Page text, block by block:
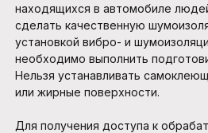
находящихся в автомобиле
сделать качественную
установкой вибро- и
необходимо выполнить
Нельзя устанавливать
или жирные поверхности.
Для получения доступа к